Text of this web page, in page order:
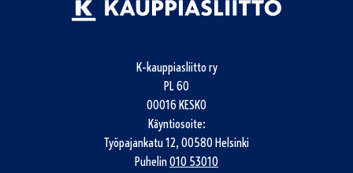
K-kauppiasliitto ry
PL 60
00016 KESKO
Käyntiosoite:
Työpajankatu 12, 00580 Helsinki
Puhelin010 53010